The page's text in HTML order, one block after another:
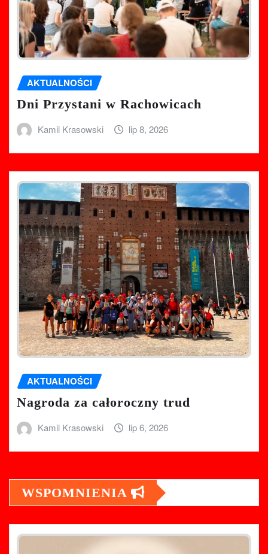
AKTUALNOŚCI
Dni Przystani w Rachowicach
Kamil Krasowski lip 8, 2026
AKTUALNOŚCI
Nagroda za całoroczny trud
Kamil Krasowski lip 6, 2026
WSPOMNIENIA